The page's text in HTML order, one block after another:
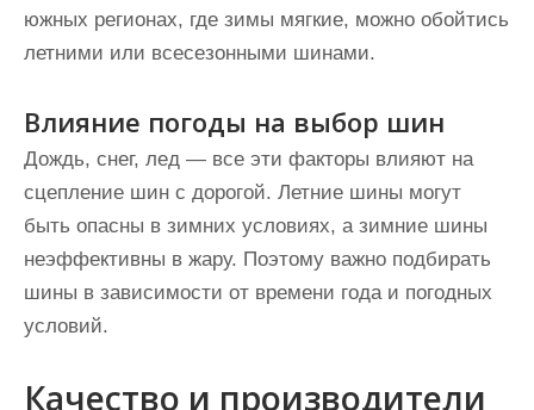
южных регионах, где зимы мягкие, можно обойтись
летними или всесезонными шинами.
Влияние погоды на выбор шин
Дождь, снег, лед — все эти факторы влияют на
сцепление шин с дорогой. Летние шины могут
быть опасны в зимних условиях, а зимние шины
неэффективны в жару. Поэтому важно подбирать
шины в зависимости от времени года и погодных
условий.
Качество и производители